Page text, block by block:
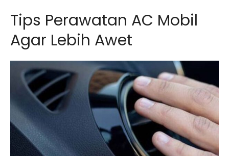
Tips Perawatan AC Mobil
Agar Lebih Awet